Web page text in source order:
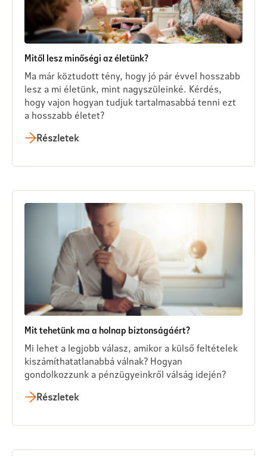
Mitől lesz minőségi az életünk?
Ma már köztudott tény, hogy jó pár évvel hosszabb
lesz a mi életünk, mint nagyszüleinké. Kérdés,
hogy vajon hogyan tudjuk tartalmasabbá tenni ezt
a hosszabb életet?
Részletek
Mit tehetünk ma a holnap biztonságáért?
Mi lehet a legjobb válasz, amikor a külső feltételek
kiszámíthatatlanabbá válnak? Hogyan
gondolkozzunk a pénzügyeinkről válság idején?
Részletek